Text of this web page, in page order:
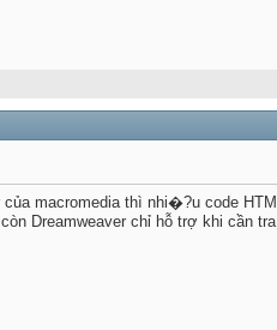
của macromedia thì nhi�?u code
Dreamweaver chỉ hỗ trợ khi cần